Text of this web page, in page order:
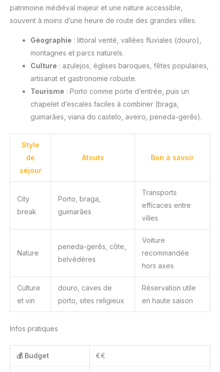
patrimoine médiéval majeur et une nature accessible,
souvent à moins d’une heure de route des grandes villes.
Géographie : littoral venté, vallées fluviales (douro),
montagnes et parcs naturels.
Culture : azulejos, églises baroques, fêtes populaires,
artisanat et gastronomie robuste.
Tourisme : Porto comme porte d’entrée, puis un
chapelet d’escales faciles à combiner (braga,
guimarães, viana do castelo, aveiro, peneda-gerês).
Style
de
séjour
Atouts Bon à savoir
City
break
Porto, braga,
guimarães
Transports
efficaces entre
villes
Nature
peneda-gerês, côte,
belvédères
Voiture
recommandée
hors axes
Culture
et vin
douro, caves de
porto, sites religieux
Réservation utile
en haute saison
Infos pratiques
💰 Budget €€